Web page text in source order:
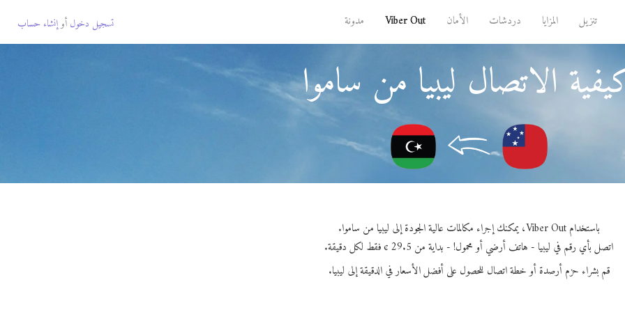
تنزيل المزايا دردشات الأمان Viber Out مدونة تسجيل دخول أوإنشاء حساب
الاتصال ليبيا من ساموا
باستخدام Viber Out، يمكنك إجراء مكالمات عالية الجودة إلى ليبيا من ساموا.
اتصل بأي رقم في ليبيا - هاتف أرضي أو محمول! - بداية من 29.5 ¢ فقط لكل دقيقة.
قم بشراء حزم أرصدة أو خطة اتصال للحصول على أفضل الأسعار في الدقيقة إلى ليبيا.